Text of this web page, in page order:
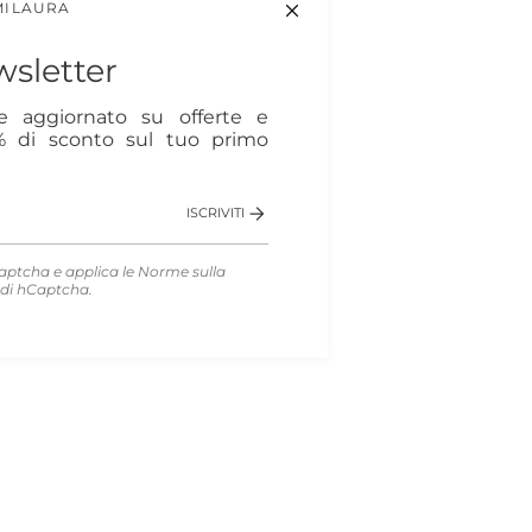
aggiornato su offerte e
di sconto sul tuo primo
ISCRIVITI
e applica le Norme sulla
di hCaptcha.